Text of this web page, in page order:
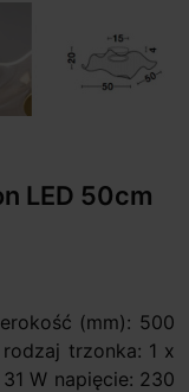
LED 50cm
(mm): 500
trzonka: 1 x
W napięcie: 230